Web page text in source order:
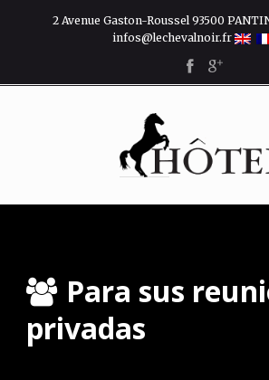
2 Avenue Gaston-Roussel 93500
infos@lechevalnoir.fr
Para sus
privadas